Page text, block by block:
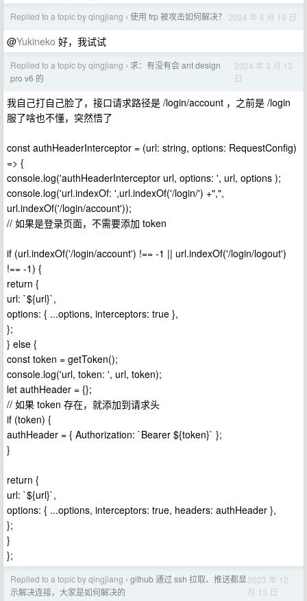
Replied to a topic by qingjiang › 使用 frp 被攻击如何解决？ 2024 年 6 月 19 日
@Yukineko 好，我试试
Replied to a topic by qingjiang › 求：有没有会 ant design
pro v6 的
2024 年 3 月 13
日
我自己打自己脸了，接口请求路径是 /login/account ，之前是 /login
服了啥也不懂，突然悟了
const authHeaderInterceptor = (url: string, options: RequestConfig)
=> {
console.log('authHeaderInterceptor url, options: ', url, options );
console.log('url.indexOf: ',url.indexOf('/login/') +",",
url.indexOf('/login/account'));
// 如果是登录页面，不需要添加 token
if (url.indexOf('/login/account') !== -1 || url.indexOf('/login/logout')
!== -1) {
return {
url: `${url}`,
options: { ...options, interceptors: true },
};
} else {
const token = getToken();
console.log('url, token: ', url, token);
let authHeader = {};
// 如果 token 存在，就添加到请求头
if (token) {
authHeader = { Authorization: `Bearer ${token}` };
}
return {
url: `${url}`,
options: { ...options, interceptors: true, headers: authHeader },
};
}
};
Replied to a topic by qingjiang › github 通过 ssh 拉取、推送都显
示解决连接，大家是如何解决的
2023 年 12
月 13 日